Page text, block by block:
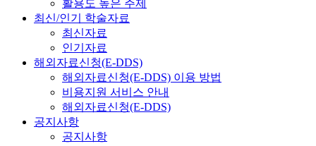
활용도 높은 주제
최신/인기 학술자료
최신자료
인기자료
해외자료신청(E-DDS)
해외자료신청(E-DDS) 이용 방법
비용지원 서비스 안내
해외자료신청(E-DDS)
공지사항
공지사항